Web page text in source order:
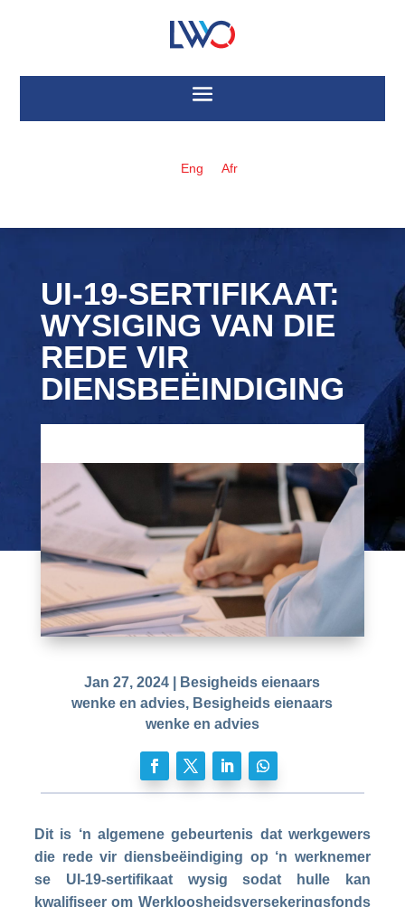
Eng Afr
UI-19-SERTIFIKAAT:
WYSIGING VAN DIE
REDE VIR
DIENSBEËINDIGING
Jan 27, 2024
Besigheids eienaars
wenke en advies, Besigheids eienaars
wenke en advies
Dit is ‘n algemene gebeurtenis dat werkgewers
die rede vir diensbeëindiging op ‘n werknemer
se UI-19-sertifikaat wysig sodat hulle kan
kwalifiseer om Werkloosheidsversekeringsfonds